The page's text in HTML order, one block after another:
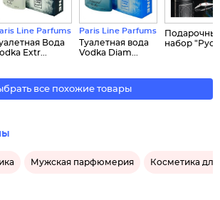
Line Parfums
Вода
Extr...
Paris Line Parfums
Туалетная вода
Vodka Diam...
набор
все похожие товары
Мужская парфюмерия Косметика